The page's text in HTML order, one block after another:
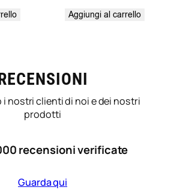
Aggiungi al carrello
nostri clienti di noi e dei nostri
prodotti
recensioni verificate
Guarda qui